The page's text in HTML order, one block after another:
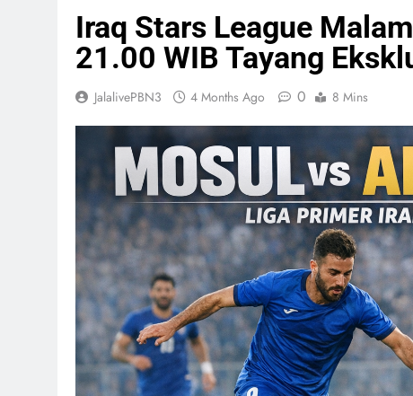
Iraq Stars League
21.00 WIB Tayang
JalalivePBN3 4 Months Ago 0 8 Mins